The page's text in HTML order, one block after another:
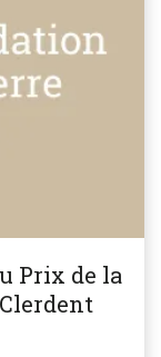
Prix de la